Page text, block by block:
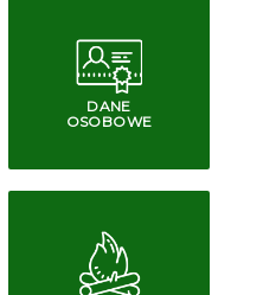
DANE
OSOBOWE